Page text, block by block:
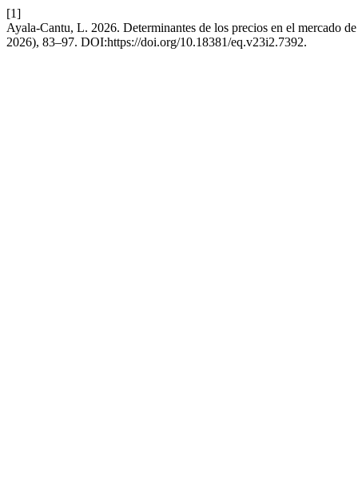
[1]
Ayala-Cantu, L. 2026. Determinantes de los precios en el mercado
2026), 83–97. DOI:https://doi.org/10.18381/eq.v23i2.7392.